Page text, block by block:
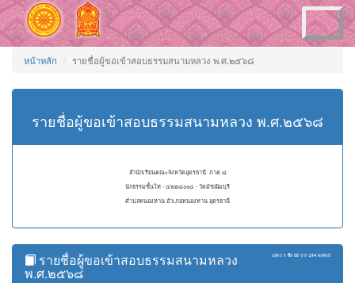
Toggle
navigation
หน้าหลัก รายชื่อผู้ขอเข้าสอบธรรมสนามหลวง พ.ศ.๒๕๖๘
รายชื่อผู้ขอเข้าสอบธรรมสนามหลวง พ.ศ.๒๕๖๘
สำนักเรียนคณะจังหวัดอุดรธานี ภาค ๘
นักธรรมชั้นโท - ๔๒๒๘๐๐๔ - วัดมัชฌิมบุรี
ตำบลหนองหาน อำเภอหนองหาน อุดรธานี
แสดง 1 ถึง 50 จาก 214 ผลลัพธ์
รายชื่อผู้ขอเข้าสอบธรรมสนามหลวง
พ.ศ.๒๕๖๘